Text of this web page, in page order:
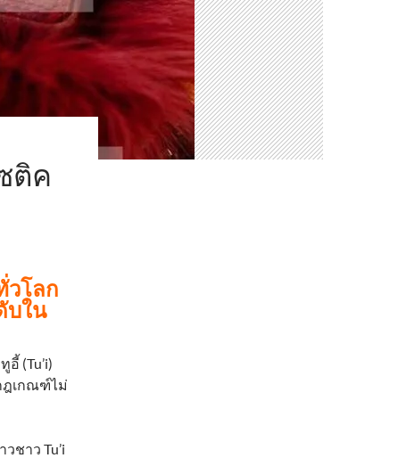
ติค
วโลก
บใน
(Tu’i)
ฎเกณฑ์ไม่
ชาว Tu’i